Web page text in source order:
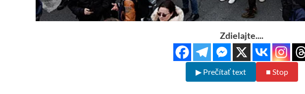
Zdielajte....
▶ Prečítať text ■ Stop